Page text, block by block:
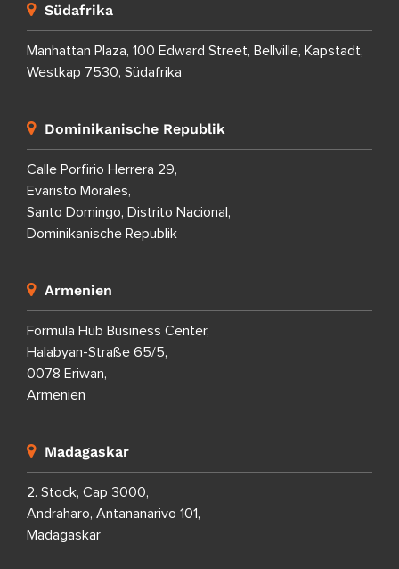
Südafrika
Manhattan Plaza, 100 Edward Street, Bellville, Kapstadt,
Westkap 7530, Südafrika
Dominikanische Republik
Calle Porfirio Herrera 29,
Evaristo Morales,
Santo Domingo, Distrito Nacional,
Dominikanische Republik
Armenien
Formula Hub Business Center,
Halabyan-Straße 65/5,
0078 Eriwan,
Armenien
Madagaskar
2. Stock, Cap 3000,
Andraharo, Antananarivo 101,
Madagaskar